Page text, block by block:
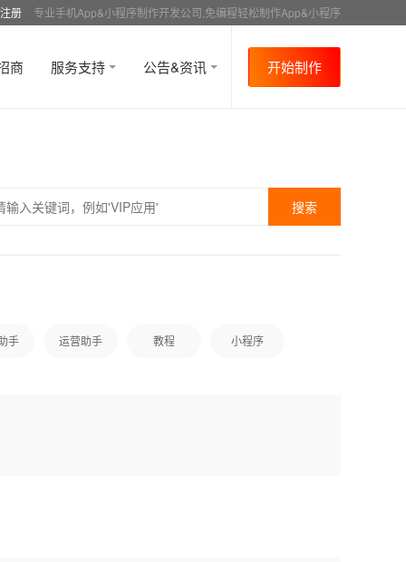
册 专业手机App&小程序制作开发公司,免编程轻松制作App&小程序
商 服务支持 公告&资讯 开始制作
手 运营助手 教程 小程序